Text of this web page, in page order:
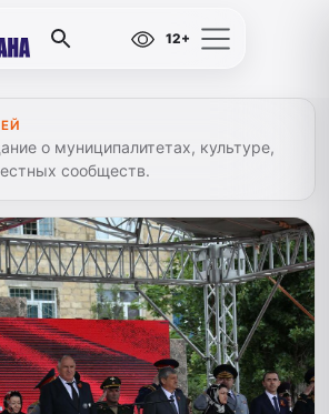
12+
о муниципалитетах, культуре,
сообществ.